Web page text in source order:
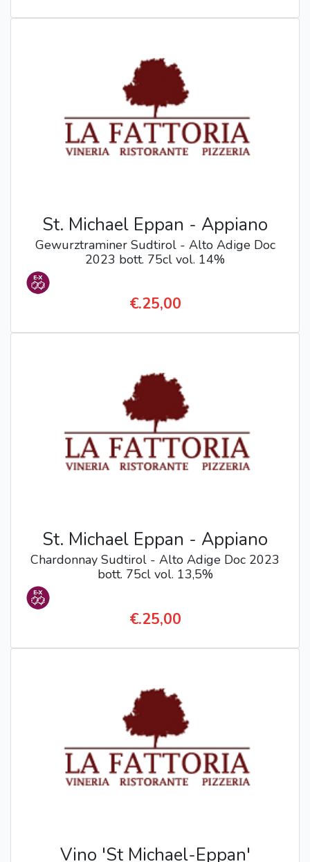
St. Michael Eppan - Appiano
Gewurztraminer Sudtirol - Alto Adige Doc
2023 bott. 75cl vol. 14%
€.25,00
St. Michael Eppan - Appiano
Chardonnay Sudtirol - Alto Adige Doc 2023
bott. 75cl vol. 13,5%
€.25,00
Vino 'St Michael-Eppan'